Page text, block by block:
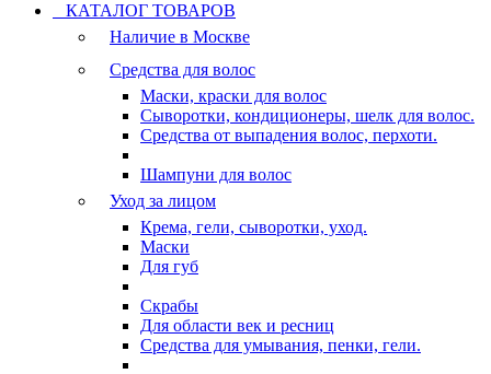
КАТАЛОГ ТОВАРОВ
Наличие в Москве
Средства для волос
Маски, краски для волос
Сыворотки, кондиционеры, шелк для волос.
Средства от выпадения волос, перхоти.
Шампуни для волос
Уход за лицом
Крема, гели, сыворотки, уход.
Маски
Для губ
Скрабы
Для области век и ресниц
Средства для умывания, пенки, гели.